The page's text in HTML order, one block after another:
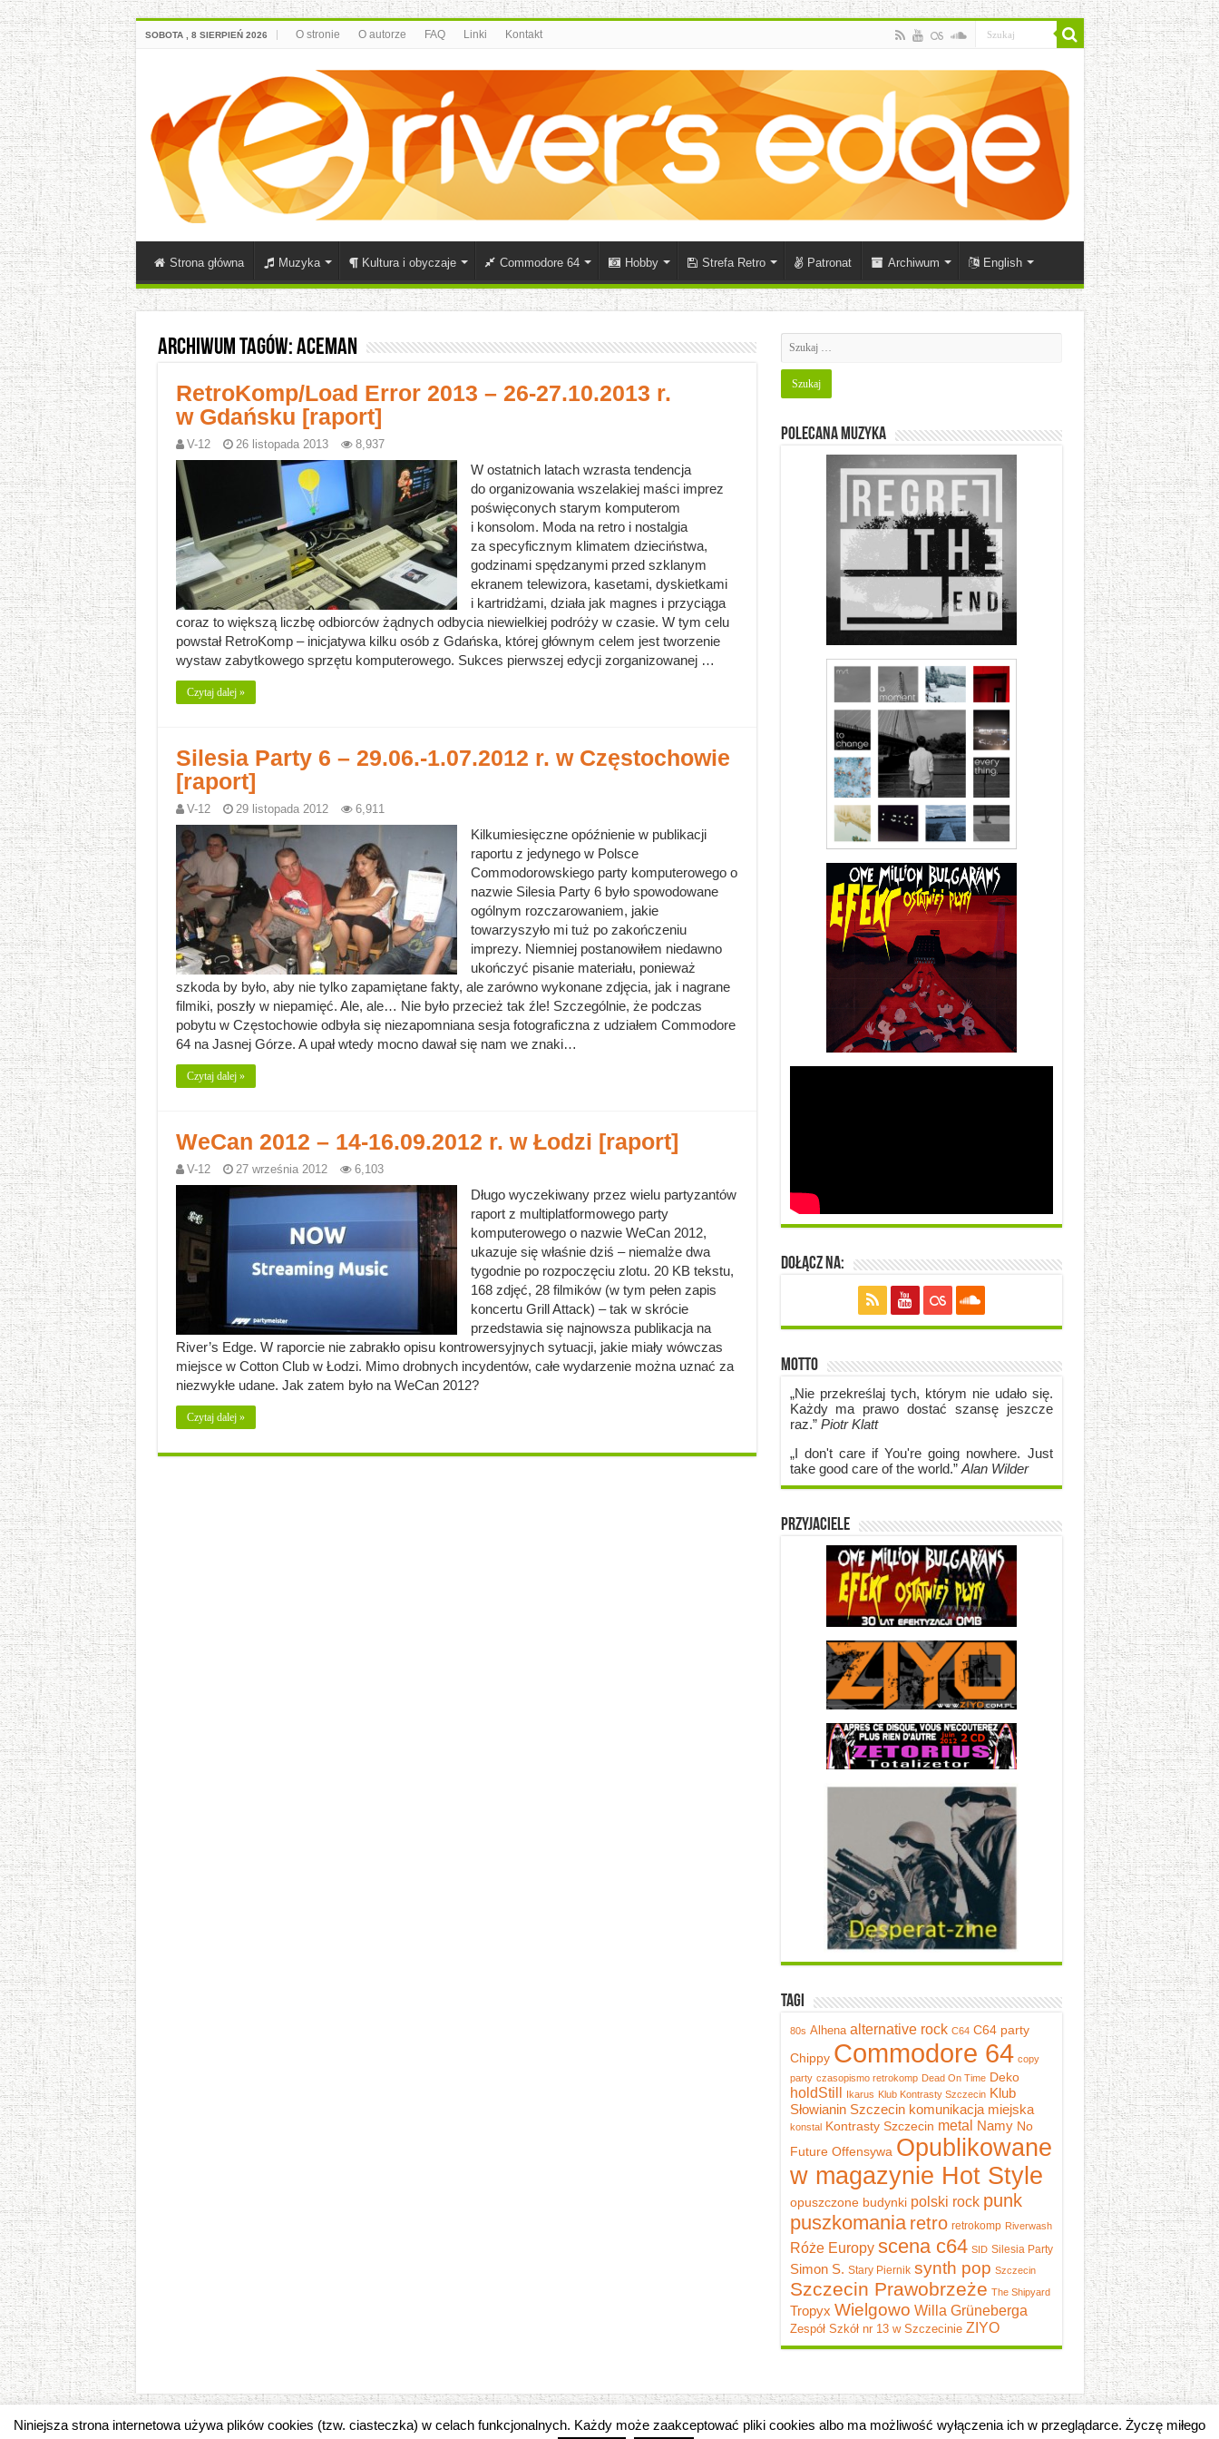
SOBOTA , 8 SIERPIEŃ 2026 O stronie O autorze FAQ Linki Kontakt
Strona główna Muzyka Kultura i obyczaje Commodore 64 Hobby Strefa Retro Patronat Archiwum English
Archiwum tagów:AceMan
RetroKomp/Load Error 2013 – 26-27.10.2013 r.
w Gdańsku [raport]
V-12 26 listopada 2013 8,937
W ostatnich latach wzrasta tendencja
do organizowania wszelakiej maści imprez
poświęconych starym komputerom
i konsolom. Moda na retro i nostalgia
za specyficznym klimatem dzieciństwa,
godzinami spędzanymi przed szklanym
ekranem telewizora, kasetami, dyskietkami
i kartridżami, działa jak magnes i przyciąga
coraz to większą liczbę odbiorców żądnych odbycia niewielkiej podróży w czasie. W tym celu
powstał RetroKomp – inicjatywa kilku osób z Gdańska, której głównym celem jest tworzenie
wystaw zabytkowego sprzętu komputerowego. Sukces pierwszej edycji zorganizowanej …
Czytaj dalej »
Silesia Party 6 – 29.06.-1.07.2012 r. w Częstochowie
[raport]
V-12 29 listopada 2012 6,911
Kilkumiesięczne opóźnienie w publikacji
raportu z jedynego w Polsce
Commodorowskiego party komputerowego o
nazwie Silesia Party 6 było spowodowane
ogólnym rozczarowaniem, jakie
towarzyszyło mi tuż po zakończeniu
imprezy. Niemniej postanowiłem niedawno
ukończyć pisanie materiału, ponieważ
szkoda by było, aby nie tylko zapamiętane fakty, ale zarówno wykonane zdjęcia, jak i nagrane
filmiki, poszły w niepamięć. Ale, ale… Nie było przecież tak źle! Szczególnie, że podczas
pobytu w Częstochowie odbyła się niezapomniana sesja fotograficzna z udziałem Commodore
64 na Jasnej Górze. A upał wtedy mocno dawał się nam we znaki…
Czytaj dalej »
WeCan 2012 – 14-16.09.2012 r. w Łodzi [raport]
V-12 27 września 2012 6,103
Długo wyczekiwany przez wielu partyzantów
raport z multiplatformowego party
komputerowego o nazwie WeCan 2012,
ukazuje się właśnie dziś – niemalże dwa
tygodnie po rozpoczęciu zlotu. 20 KB tekstu,
168 zdjęć, 28 filmików (w tym pełen zapis
koncertu Grill Attack) – tak w skrócie
przedstawia się najnowsza publikacja na
River’s Edge. W raporcie nie zabrakło opisu kontrowersyjnych sytuacji, jakie miały wówczas
miejsce w Cotton Club w Łodzi. Mimo drobnych incydentów, całe wydarzenie można uznać za
niezwykłe udane. Jak zatem było na WeCan 2012?
Czytaj dalej »
Polecana muzyka
Dołącz na:
Motto
„Nie przekreślaj tych, którym nie udało się.
Każdy ma prawo dostać szansę jeszcze
raz.” Piotr Klatt
„I don't care if You're going nowhere. Just
take good care of the world.” Alan Wilder
Przyjaciele
Tagi
80s Alhena alternative rock C64 C64 party
Chippy Commodore 64 copy
party czasopismo retrokomp Dead On Time Deko
holdStill Ikarus Klub Kontrasty Szczecin Klub
Słowianin Szczecin komunikacja miejska
konstal Kontrasty Szczecin metal Namy No
Future Offensywa Opublikowane
w magazynie Hot Style
opuszczone budynki polski rock punk
puszkomania retro retrokomp Riverwash
Róże Europy scena c64 SID Silesia Party
Simon S. Stary Piernik synth pop Szczecin
Szczecin Prawobrzeże The Shipyard
Tropyx Wielgowo Willa Grüneberga
Zespół Szkół nr 13 w Szczecinie ZIYO
Niniejsza strona internetowa używa plików cookies (tzw. ciasteczka) w celach funkcjonalnych. Każdy może zaakceptować pliki cookies albo ma możliwość wyłączenia ich w przeglądarce. Życzę miłego